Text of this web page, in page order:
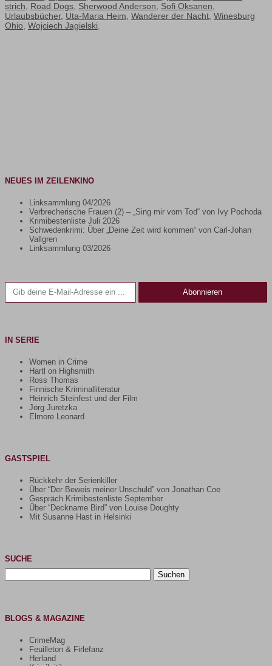
strich, Road Dogs, Sherwood Anderson, Sofi Oksanen,
Urlaubsbücher, Uta-Maria Heim, Wanderer der Nacht, Winesburg
Ohio, Wojciech Jagielski.
NEUES IM ZEILENKINO
Linksammlung 04/2026
Verbrecherische Frauen (2) – „Sing mir vom Tod“ von Ivy Pochoda
Krimibestenliste Juli 2026
Schwedenkrimi: Über „Deine Zeit wird kommen“ von Carl-Johan
Vallgren
Linksammlung 03/2026
Gib deine E-Mail-Adresse ein ...
Abonnieren
IN SERIE
Women in Crime
Hartl on Highsmith
Ross Thomas
Finnische Kriminalliteratur
Heinrich Steinfest und der Film
Jörg Juretzka
Elmore Leonard
GASTSPIEL
Rückkehr der Serienkiller
Über “Der Beweis meiner Unschuld” von Jonathan Coe
Gespräch Krimibestenliste September
Über “Deckname Bird” von Louise Doughty
Mit Susanne Hast in Helsinki
SUCHE
Suchen
nach:
BLOGS & MAGAZINE
CrimeMag
Feuilleton & Firlefanz
Herland